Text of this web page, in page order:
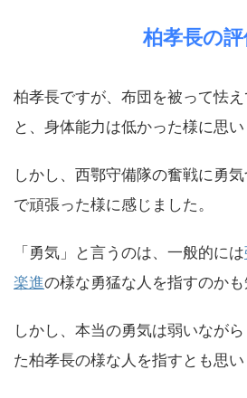
柏孝長の評
柏孝長ですが、布団を被って怯
と、身体能力は低かった様に思い
しかし、西鄂守備隊の奮戦に勇
で頑張った様に感じました。
「勇気」と言うのは、一般的には
楽進の様な勇猛な人を指すのかも
しかし、本当の勇気は弱いなが
た柏孝長の様な人を指すとも思い